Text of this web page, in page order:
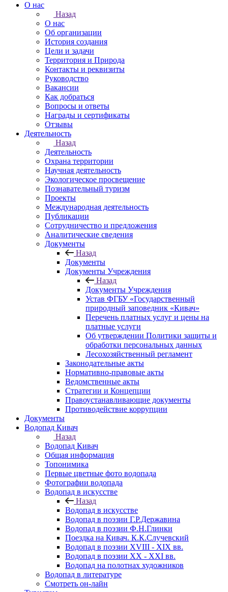
О нас
Назад
О нас
Об организации
История создания
Цели и задачи
Территория и Природа
Контакты и реквизиты
Руководство
Вакансии
Как добраться
Вопросы и ответы
Награды и сертификаты
Отзывы
Деятельность
Назад
Деятельность
Охрана территории
Научная деятельность
Экологическое просвещение
Познавательный туризм
Проекты
Международная деятельность
Публикации
Сотрудничество и предложения
Аналитические сведения
Документы
Назад
Документы
Документы Учреждения
Назад
Документы Учреждения
Устав ФГБУ «Государственный
природный заповедник «Кивач»
Перечень платных услуг и цены на
платные услуги
Об утверждении Политики защиты и
обработки персональных данных
Лесохозяйственный регламент
Законодательные акты
Нормативно-правовые акты
Ведомственные акты
Стратегии и Концепции
Правоустанавливающие документы
Противодействие коррупции
Документы
Водопад Кивач
Назад
Водопад Кивач
Общая информация
Топонимика
Первые цветные фото водопада
Фотографии водопада
Водопад в искусстве
Назад
Водопад в искусстве
Водопад в поэзии Г.Р.Державина
Водопад в поэзии Ф.Н.Глинки
Поездка на Кивач. К.К.Случевский
Водопад в поэзии XVIII - XIX вв.
Водопад в поэзии XX - XXI вв.
Водопад на полотнах художников
Водопад в литературе
Смотреть он-лайн